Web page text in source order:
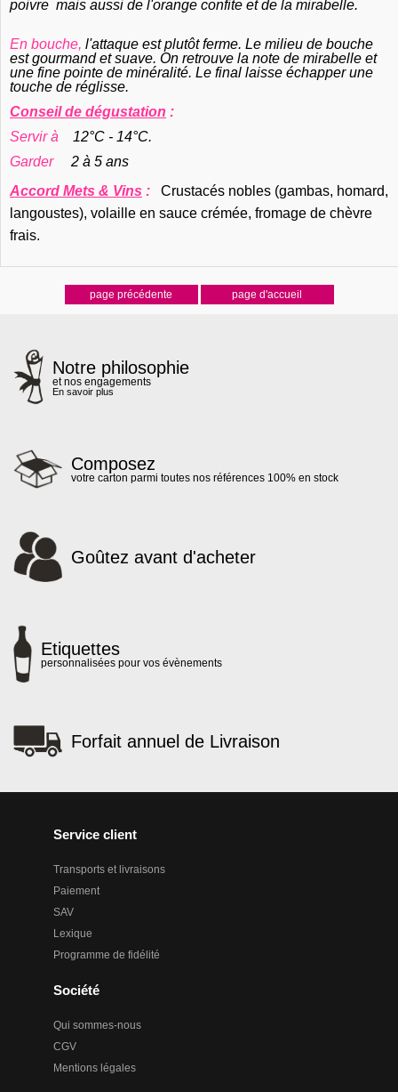
poivre mais aussi de l'orange confite et de la mirabelle.
En bouche, l'attaque est plutôt ferme. Le milieu de bouche
est gourmand et suave. On retrouve la note de mirabelle et
une fine pointe de minéralité. Le final laisse échapper une
touche de réglisse.
Conseil de dégustation :
Servir à
12°C - 14°C.
Garder
2 à 5 ans
Accord Mets & Vins :
Crustacés nobles (gambas, homard,
langoustes), volaille en sauce crémée, fromage de chèvre
frais.
Notre philosophie
et nos engagements
En savoir plus
Composez
votre carton parmi toutes nos références 100% en stock
Goûtez avant d'acheter
Etiquettes
personnalisées pour vos évènements
Forfait annuel de Livraison
Service client
Transports et livraisons
Paiement
SAV
Lexique
Programme de fidélité
Société
Qui sommes-nous
CGV
Mentions légales